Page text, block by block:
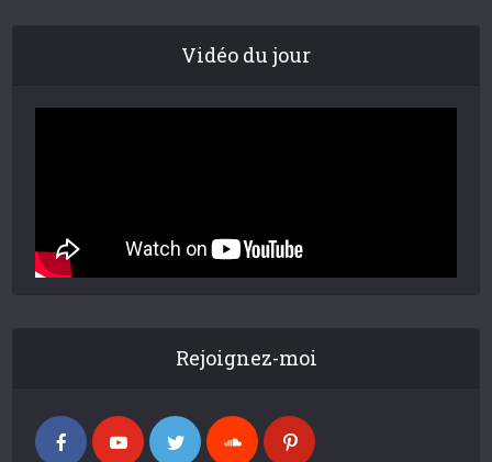
Vidéo du jour
Rejoignez-moi